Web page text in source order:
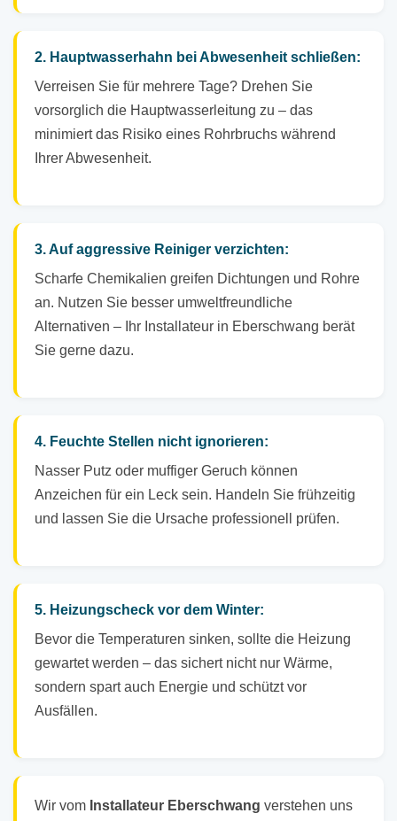
2. Hauptwasserhahn bei Abwesenheit schließen:
Verreisen Sie für mehrere Tage? Drehen Sie
vorsorglich die Hauptwasserleitung zu – das
minimiert das Risiko eines Rohrbruchs während
Ihrer Abwesenheit.
3. Auf aggressive Reiniger verzichten:
Scharfe Chemikalien greifen Dichtungen und Rohre
an. Nutzen Sie besser umweltfreundliche
Alternativen – Ihr Installateur in Eberschwang berät
Sie gerne dazu.
4. Feuchte Stellen nicht ignorieren:
Nasser Putz oder muffiger Geruch können
Anzeichen für ein Leck sein. Handeln Sie frühzeitig
und lassen Sie die Ursache professionell prüfen.
5. Heizungscheck vor dem Winter:
Bevor die Temperaturen sinken, sollte die Heizung
gewartet werden – das sichert nicht nur Wärme,
sondern spart auch Energie und schützt vor
Ausfällen.
Wir vom Installateur Eberschwang verstehen uns